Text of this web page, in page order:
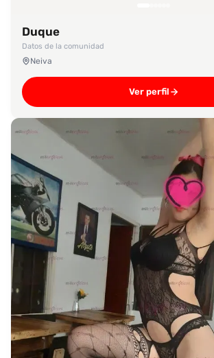
Duque
Datos de la comunidad
Neiva
Ver perfil